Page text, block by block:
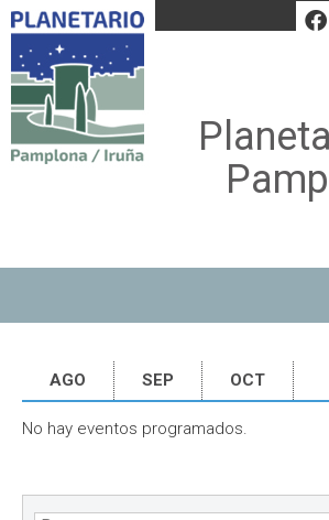
AGO SEP OCT
No hay eventos programados.